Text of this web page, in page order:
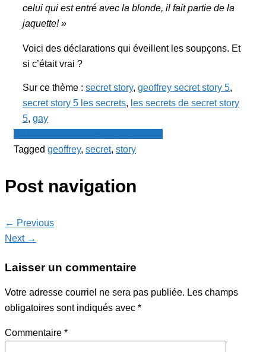
celui qui est entré avec la blonde, il fait partie de la
jaquette! »
Voici des déclarations qui éveillent les soupçons. Et
si c’était vrai ?
Sur ce thème : secret story, geoffrey secret story 5,
secret story 5 les secrets, les secrets de secret story
5, gay
Tagged geoffrey, secret, story
Post navigation
← Previous
Next →
Laisser un commentaire
Votre adresse courriel ne sera pas publiée. Les champs
obligatoires sont indiqués avec *
Commentaire *